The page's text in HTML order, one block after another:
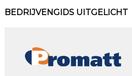
BEDRIJVENGIDS UITGELICHT